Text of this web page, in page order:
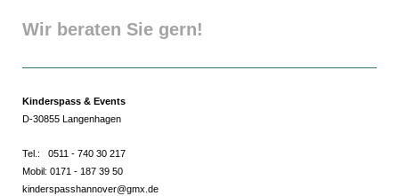
Wir beraten Sie gern!
Kinderspass & Events
D-30855 Langenhagen
Tel.: 0511 - 740 30 217
Mobil: 0171 - 187 39 50
kinderspasshannover@gmx.de